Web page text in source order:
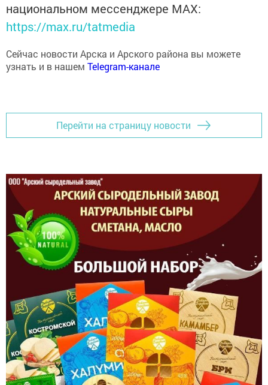
национальном мессенджере MАХ:
https://max.ru/tatmedia
Сейчас новости Арска и Арского района вы можете
узнать и в нашем Telegram-канале
Перейти на страницу новости